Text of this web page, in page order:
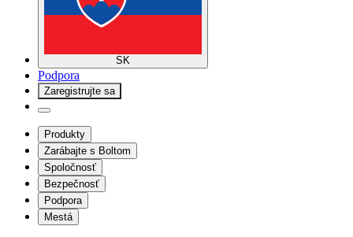
SK
Podpora
Zaregistrujte sa
Produkty
Zarábajte s Boltom
Spoločnosť
Bezpečnosť
Podpora
Mestá